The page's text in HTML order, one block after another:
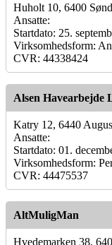
Huholt 10, 6400
Ansatte:
Startdato: 25.
Virksomhedsform:
CVR: 44338424
Alsen Havearbejde
Katry 12, 6440
Ansatte:
Startdato: 01.
Virksomhedsform:
CVR: 44475537
AltMuligMan
Hvedemarken 38,